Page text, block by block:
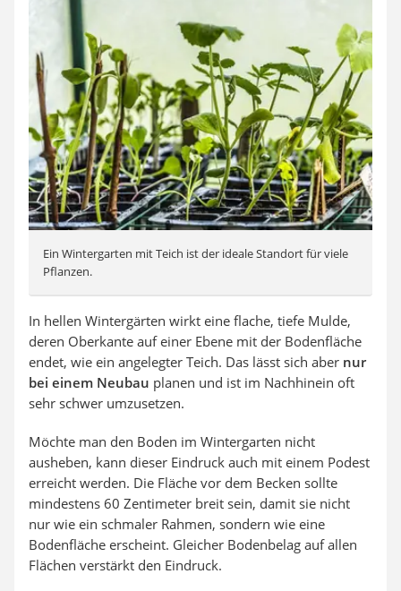
Ein Wintergarten mit Teich ist der ideale Standort für viele
Pflanzen.
In hellen Wintergärten wirkt eine flache, tiefe Mulde,
deren Oberkante auf einer Ebene mit der Bodenfläche
endet, wie ein angelegter Teich. Das lässt sich aber nur
bei einem Neubau planen und ist im Nachhinein oft
sehr schwer umzusetzen.
Möchte man den Boden im Wintergarten nicht
ausheben, kann dieser Eindruck auch mit einem Podest
erreicht werden. Die Fläche vor dem Becken sollte
mindestens 60 Zentimeter breit sein, damit sie nicht
nur wie ein schmaler Rahmen, sondern wie eine
Bodenfläche erscheint. Gleicher Bodenbelag auf allen
Flächen verstärkt den Eindruck.